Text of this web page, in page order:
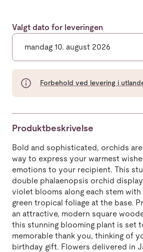
Valgt dato for leveringen
mandag 10. august 2026
Forbehold ved levering i
Produktbeskrivelse
Bold and sophisticated, orchids
way to express your warmest
emotions to your recipient. This
double phalaenopsis orchid
violet blooms along each stem with
green tropical foliage at the base.
an attractive, modern square
this stunning blooming plant is set
memorable thank you, thinking of
birthday gift. Flowers delivered in